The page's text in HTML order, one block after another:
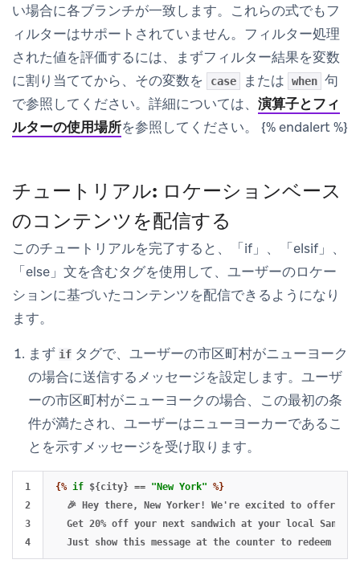
い場合に各ブランチが一致します。これらの式でもフ
ィルターはサポートされていません。フィルター処理
された値を評価するには、まずフィルター結果を変数
に割り当ててから、その変数を
case または when 句
で参照してください。詳細については、 演算子とフィ
ルターの使用場所を参照してください。 {% endalert %}
チュートリアル: ロケーションベース
のコンテンツを配信する
このチュートリアルを完了すると、「if」、「elsif」、
「else」文を含むタグを使用して、ユーザーのロケー
ションに基づいたコンテンツを配信できるようになり
ます。
まず if タグで、ユーザーの市区町村がニューヨーク
の場合に送信するメッセージを設定します。ユーザ
ーの市区町村がニューヨークの場合、この最初の条
件が満たされ、ユーザーはニューヨーカーであるこ
とを示すメッセージを受け取ります。
1
2
3
{% if ${city} == "New York" %}
🎉 Hey there, New Yorker! We're excited to offer
Get 20% off your next sandwich at your local